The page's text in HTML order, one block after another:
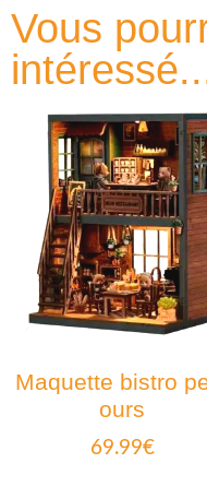
Vous
Maquette bistro
ours
69.99€